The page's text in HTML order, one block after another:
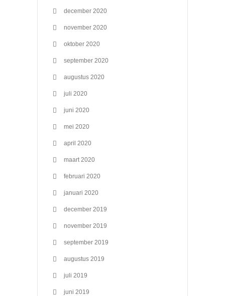
december 2020
november 2020
oktober 2020
september 2020
augustus 2020
juli 2020
juni 2020
mei 2020
april 2020
maart 2020
februari 2020
januari 2020
december 2019
november 2019
september 2019
augustus 2019
juli 2019
juni 2019